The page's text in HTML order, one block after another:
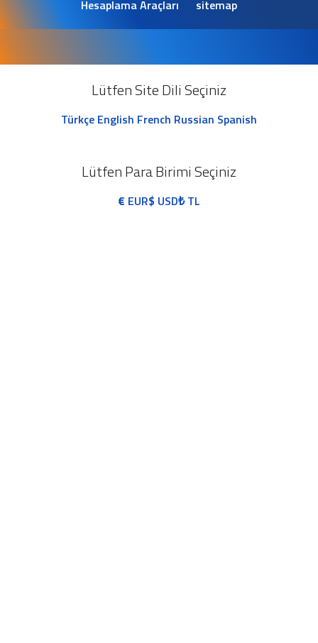
Hesaplama Araçları
sitemap
Lütfen Site Dili Seçiniz
Türkçe English French Russian Spanish
Lütfen Para Birimi Seçiniz
€ EUR$ USD₺TL